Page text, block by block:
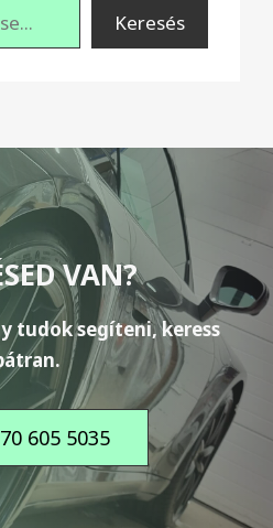
Keresés
VAN?
tudok segíteni, keress
605 5035